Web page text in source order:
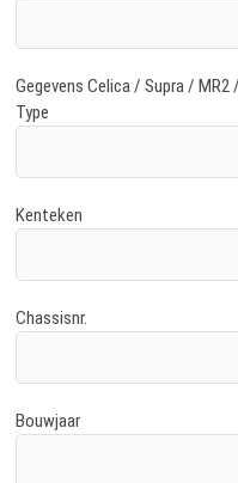
Gegevens Celica / Supra / MR2
Type
Kenteken
Chassisnr.
Bouwjaar